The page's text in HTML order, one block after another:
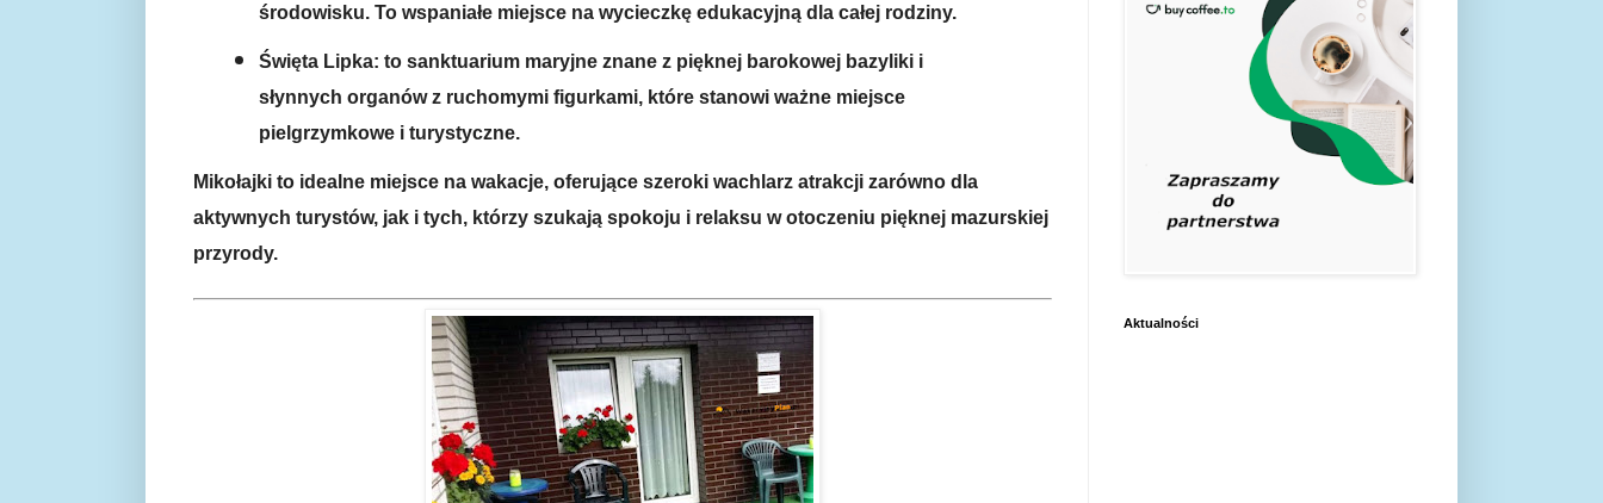
środowisku. To wspaniałe miejsce na wycieczkę edukacyjną dla całej rodziny.
Święta Lipka: to sanktuarium maryjne znane z pięknej barokowej bazyliki i
słynnych organów z ruchomymi figurkami, które stanowi ważne miejsce
pielgrzymkowe i turystyczne.
Mikołajki to idealne miejsce na wakacje, oferujące szeroki wachlarz atrakcji zarówno dla
aktywnych turystów, jak i tych, którzy szukają spokoju i relaksu w otoczeniu pięknej mazurskiej
przyrody.
Aktualności